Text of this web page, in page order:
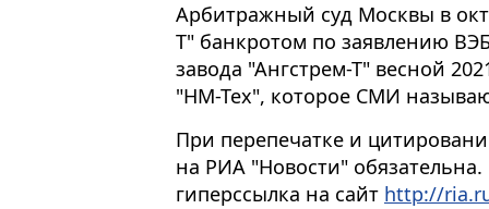
Арбитражный суд Москвы в
Т" банкротом по заявлению
завода "Ангстрем-Т" весной
"НМ-Тех", которое СМИ
При перепечатке и
на РИА "Новости"
гиперссылка на сайт http://